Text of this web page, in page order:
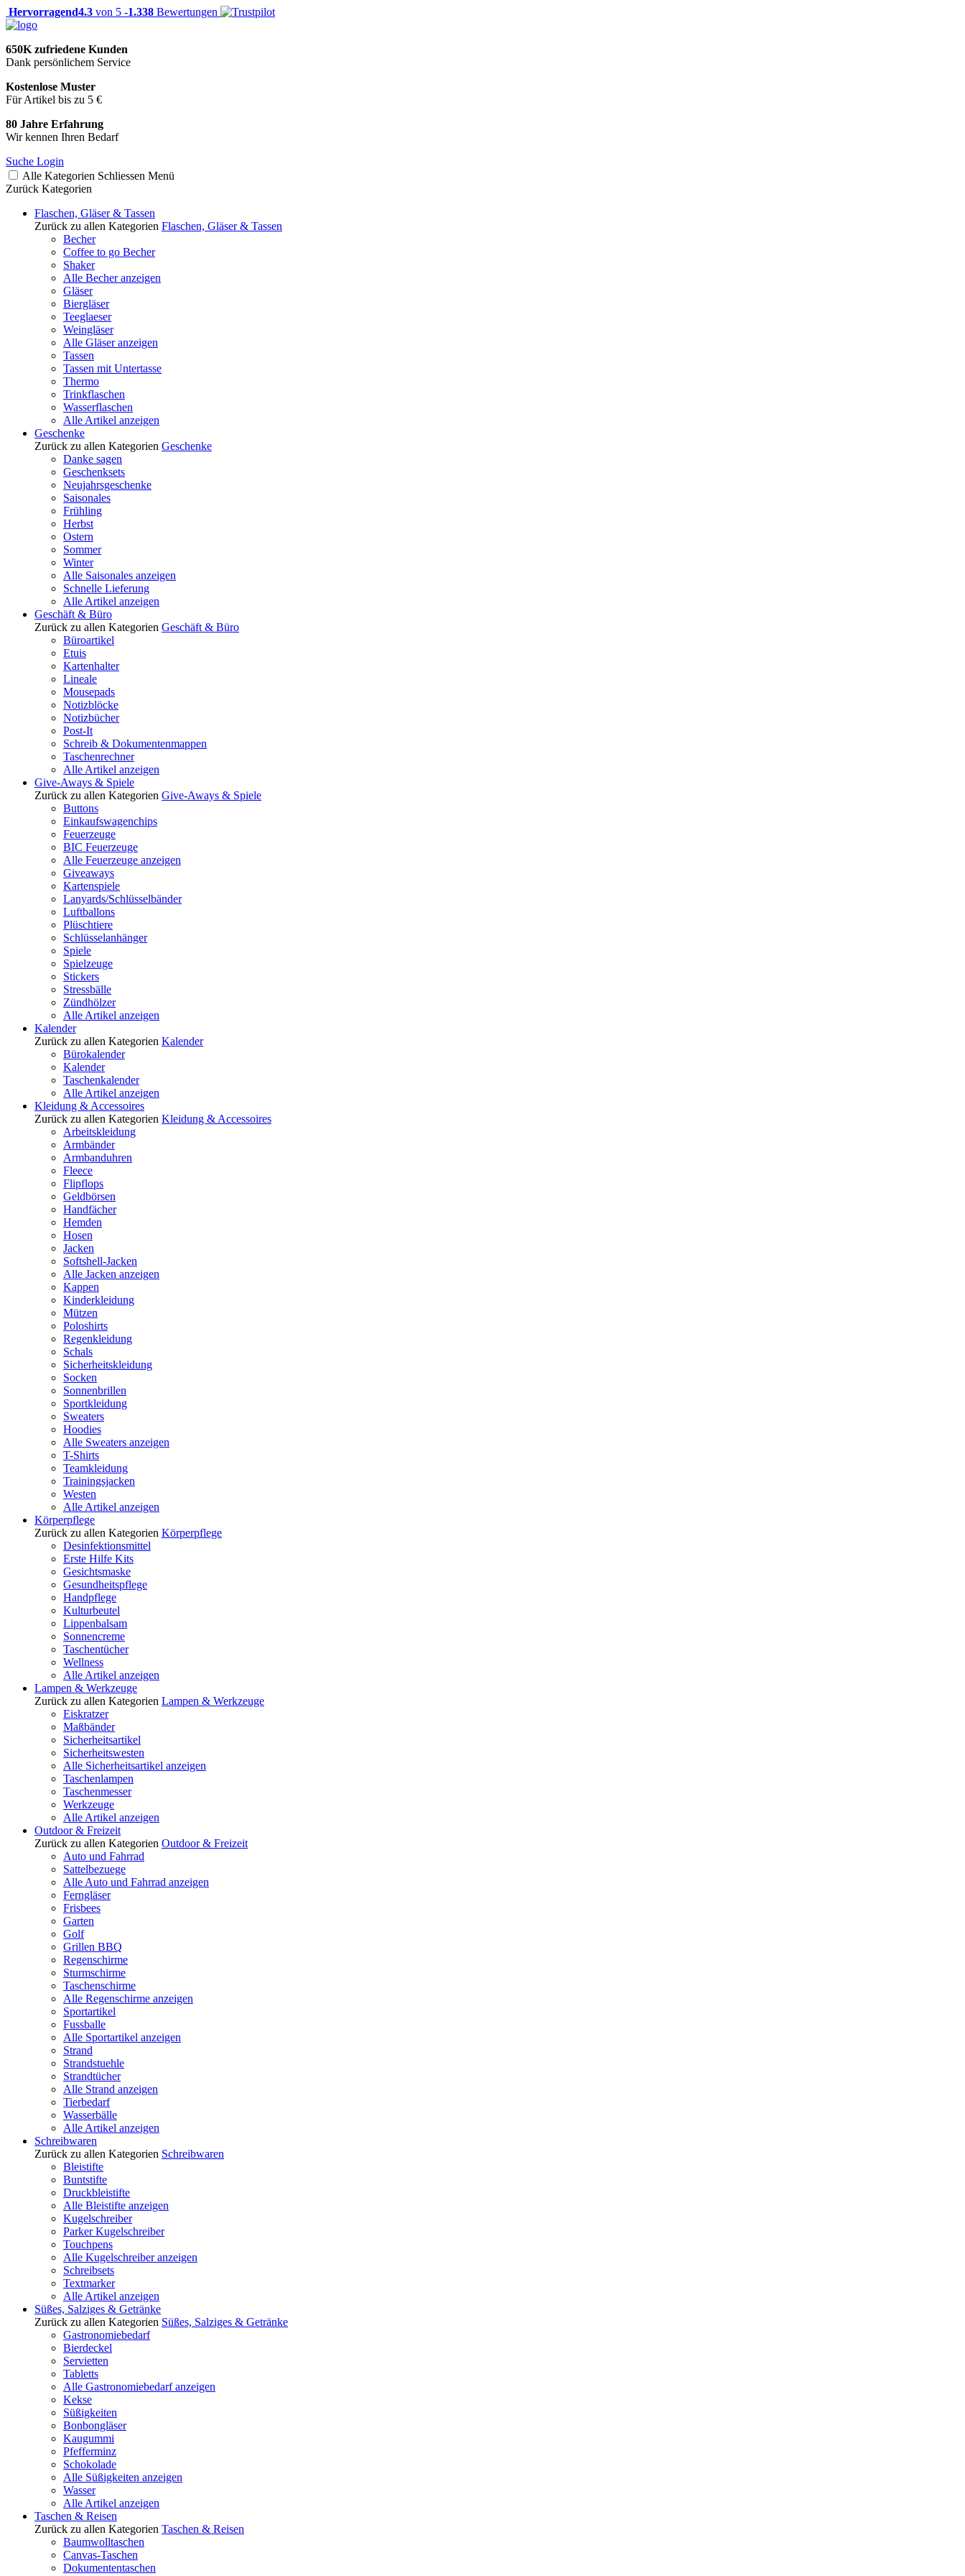
Hervorragend4.3 von 5 -1.338 Bewertungen
650K zufriedene Kunden
Dank persönlichem Service
Kostenlose Muster
Für Artikel bis zu 5 €
80 Jahre Erfahrung
Wir kennen Ihren Bedarf
Suche Login
Alle Kategorien Schliessen Menü
Zurück Kategorien
Flaschen, Gläser & Tassen
Zurück zu allen Kategorien Flaschen, Gläser & Tassen
Becher
Coffee to go Becher
Shaker
Alle Becher anzeigen
Gläser
Biergläser
Teeglaeser
Weingläser
Alle Gläser anzeigen
Tassen
Tassen mit Untertasse
Thermo
Trinkflaschen
Wasserflaschen
Alle Artikel anzeigen
Geschenke
Zurück zu allen Kategorien Geschenke
Danke sagen
Geschenksets
Neujahrsgeschenke
Saisonales
Frühling
Herbst
Ostern
Sommer
Winter
Alle Saisonales anzeigen
Schnelle Lieferung
Alle Artikel anzeigen
Geschäft & Büro
Zurück zu allen Kategorien Geschäft & Büro
Büroartikel
Etuis
Kartenhalter
Lineale
Mousepads
Notizblöcke
Notizbücher
Post-It
Schreib & Dokumentenmappen
Taschenrechner
Alle Artikel anzeigen
Give-Aways & Spiele
Zurück zu allen Kategorien Give-Aways & Spiele
Buttons
Einkaufswagenchips
Feuerzeuge
BIC Feuerzeuge
Alle Feuerzeuge anzeigen
Giveaways
Kartenspiele
Lanyards/Schlüsselbänder
Luftballons
Plüschtiere
Schlüsselanhänger
Spiele
Spielzeuge
Stickers
Stressbälle
Zündhölzer
Alle Artikel anzeigen
Kalender
Zurück zu allen Kategorien Kalender
Bürokalender
Kalender
Taschenkalender
Alle Artikel anzeigen
Kleidung & Accessoires
Zurück zu allen Kategorien Kleidung & Accessoires
Arbeitskleidung
Armbänder
Armbanduhren
Fleece
Flipflops
Geldbörsen
Handfächer
Hemden
Hosen
Jacken
Softshell-Jacken
Alle Jacken anzeigen
Kappen
Kinderkleidung
Mützen
Poloshirts
Regenkleidung
Schals
Sicherheitskleidung
Socken
Sonnenbrillen
Sportkleidung
Sweaters
Hoodies
Alle Sweaters anzeigen
T-Shirts
Teamkleidung
Trainingsjacken
Westen
Alle Artikel anzeigen
Körperpflege
Zurück zu allen Kategorien Körperpflege
Desinfektionsmittel
Erste Hilfe Kits
Gesichtsmaske
Gesundheitspflege
Handpflege
Kulturbeutel
Lippenbalsam
Sonnencreme
Taschentücher
Wellness
Alle Artikel anzeigen
Lampen & Werkzeuge
Zurück zu allen Kategorien Lampen & Werkzeuge
Eiskratzer
Maßbänder
Sicherheitsartikel
Sicherheitswesten
Alle Sicherheitsartikel anzeigen
Taschenlampen
Taschenmesser
Werkzeuge
Alle Artikel anzeigen
Outdoor & Freizeit
Zurück zu allen Kategorien Outdoor & Freizeit
Auto und Fahrrad
Sattelbezuege
Alle Auto und Fahrrad anzeigen
Ferngläser
Frisbees
Garten
Golf
Grillen BBQ
Regenschirme
Sturmschirme
Taschenschirme
Alle Regenschirme anzeigen
Sportartikel
Fussballe
Alle Sportartikel anzeigen
Strand
Strandstuehle
Strandtücher
Alle Strand anzeigen
Tierbedarf
Wasserbälle
Alle Artikel anzeigen
Schreibwaren
Zurück zu allen Kategorien Schreibwaren
Bleistifte
Buntstifte
Druckbleistifte
Alle Bleistifte anzeigen
Kugelschreiber
Parker Kugelschreiber
Touchpens
Alle Kugelschreiber anzeigen
Schreibsets
Textmarker
Alle Artikel anzeigen
Süßes, Salziges & Getränke
Zurück zu allen Kategorien Süßes, Salziges & Getränke
Gastronomiebedarf
Bierdeckel
Servietten
Tabletts
Alle Gastronomiebedarf anzeigen
Kekse
Süßigkeiten
Bonbongläser
Kaugummi
Pfefferminz
Schokolade
Alle Süßigkeiten anzeigen
Wasser
Alle Artikel anzeigen
Taschen & Reisen
Zurück zu allen Kategorien Taschen & Reisen
Baumwolltaschen
Canvas-Taschen
Dokumententaschen